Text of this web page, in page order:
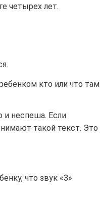
четырех лет.
кто или что там
и неспеша. Если
такой текст. Это
что звук «З»